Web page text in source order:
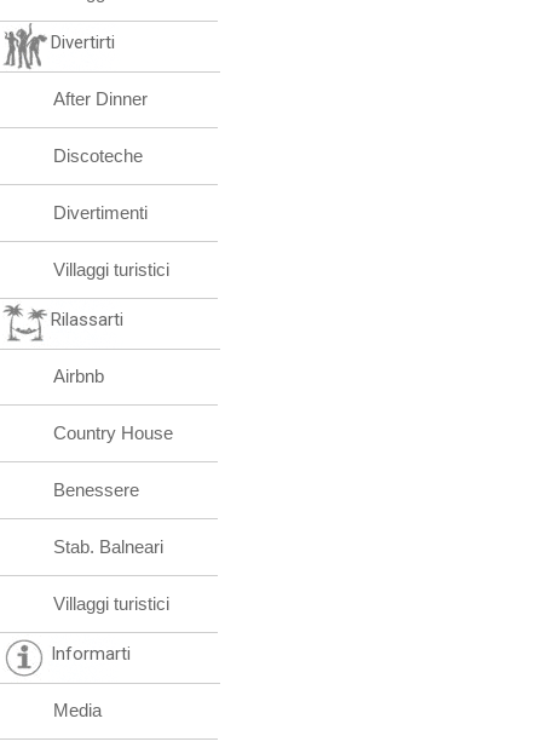
Divertirti
After Dinner
Discoteche
Divertimenti
Villaggi turistici
Rilassarti
Airbnb
Country House
Benessere
Stab. Balneari
Villaggi turistici
Informarti
Media